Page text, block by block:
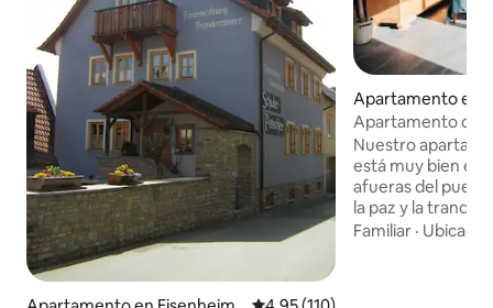
Apartamento en
d
Apartamento de
luminoso y
Nuestro
está muy bien
afueras del
la paz y la
instalaciones
Familiar ·